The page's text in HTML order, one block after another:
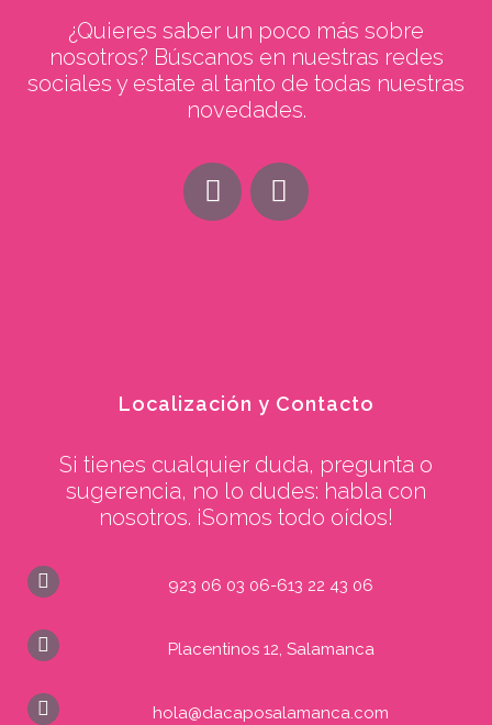
¿Quieres saber un poco más sobre
nosotros? Búscanos en nuestras redes
sociales y estate al tanto de todas nuestras
novedades.
Localización y Contacto
Si tienes cualquier duda, pregunta o
sugerencia, no lo dudes: habla con
nosotros. ¡Somos todo oídos!
923 06 03 06-613 22 43 06
Placentinos 12, Salamanca
hola@dacaposalamanca.com